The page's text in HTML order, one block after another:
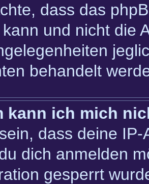
dass das
und nicht die
behandelt
kann ich mich
dass deine
dich anmelden
gesperrt